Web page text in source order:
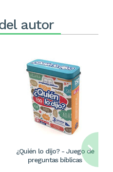
autor
¿Quién lo dijo? - Juego de
preguntas bíblicas